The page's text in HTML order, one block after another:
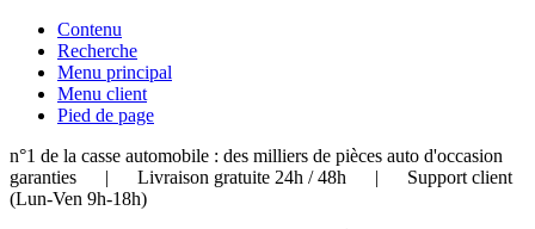
Contenu
Recherche
Menu principal
Menu client
Pied de page
n°1 de la casse automobile : des milliers de pièces auto d'occasion
garanties | Livraison gratuite 24h / 48h | Support client
(Lun-Ven 9h-18h)